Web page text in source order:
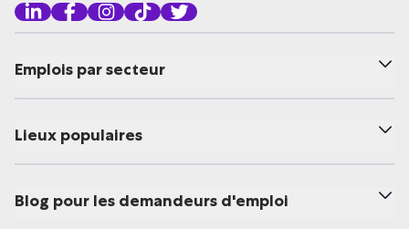
Emplois par secteur
Lieux populaires
Blog pour les demandeurs d'emploi